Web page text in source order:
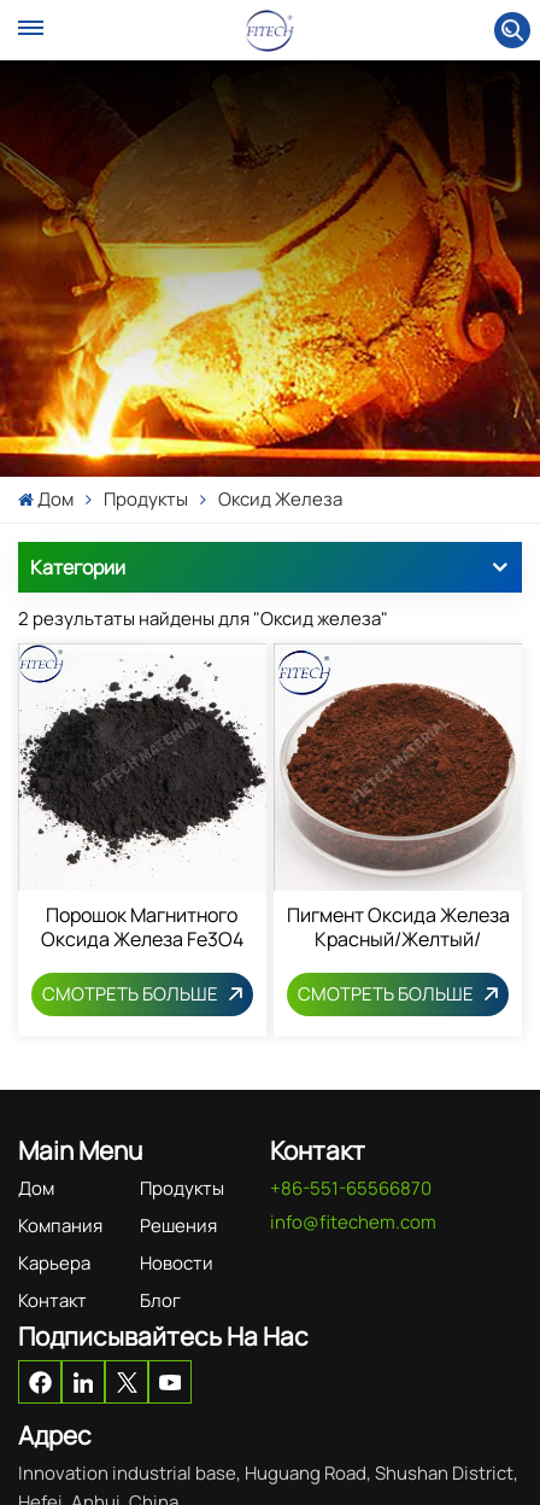
Дом Продукты Оксид Железа
Категории
2 результаты найдены для "Оксид железа"
Порошок Магнитного
Оксида Железа Fe3O4
20-30 Нм.
СМОТРЕТЬ БОЛЬШЕ
Пигмент Оксида Железа
Красный/желтый/
Порошок 1309-37-1
СМОТРЕТЬ БОЛЬШЕ
Main Menu
Дом
Продукты
Компания
Решения
Карьера
Новости
Контакт
Блог
Контакт
+86-551-65566870
info@fitechem.com
Подписывайтесь На Нас
Адрес
Innovation industrial base, Huguang Road, Shushan District,